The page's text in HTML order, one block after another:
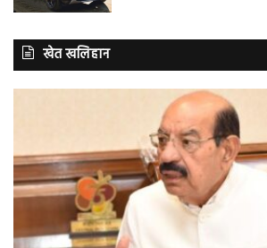
खेत खलिहान